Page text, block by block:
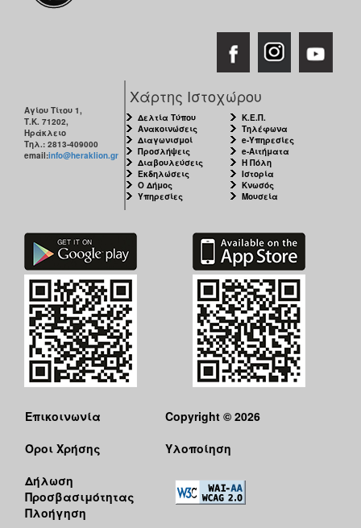
Αγίου Τίτου 1,
Τ.Κ. 71202,
Ηράκλειο
Τηλ.: 2813-409000
email:info@heraklion.gr
Χάρτης Ιστοχώρου
Δελτία Τύπου
Ανακοινώσεις
Διαγωνισμοί
Προσλήψεις
Διαβουλεύσεις
Εκδηλώσεις
Ο Δήμος
Υπηρεσίες
Κ.Ε.Π.
Τηλέφωνα
e-Υπηρεσίες
e-Αιτήματα
Η Πόλη
Ιστορία
Κνωσός
Μουσεία
Επικοινωνία
Όροι Χρήσης
Δήλωση
Προσβασιμότητας
Πλοήγηση
Copyright © 2026
Υλοποίηση